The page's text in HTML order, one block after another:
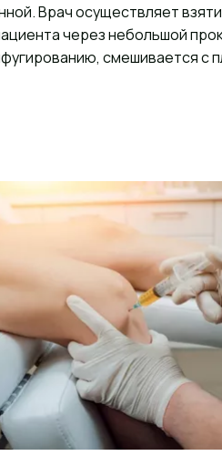
Врач осуществляет
через небольшой
смешивается с